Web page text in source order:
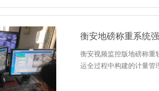
衡安地磅称重系统
衡安视频监控版地磅称重
运全过程中构建的计量管